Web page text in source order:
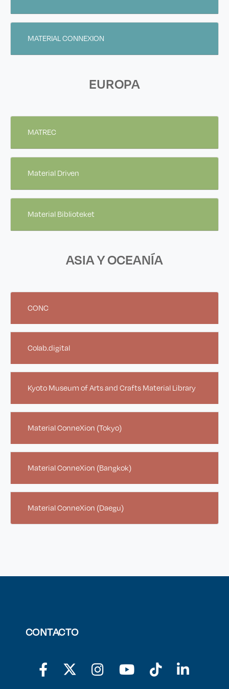
MATERIAL CONNEXION
EUROPA
MATREC
Material Driven
Material Biblioteket
ASIA Y OCEANÍA
CONC
Colab.digital
Kyoto Museum of Arts and Crafts Material Library
Material ConneXion (Tokyo)
Material ConneXion (Bangkok)
Material ConneXion (Daegu)
CONTACTO